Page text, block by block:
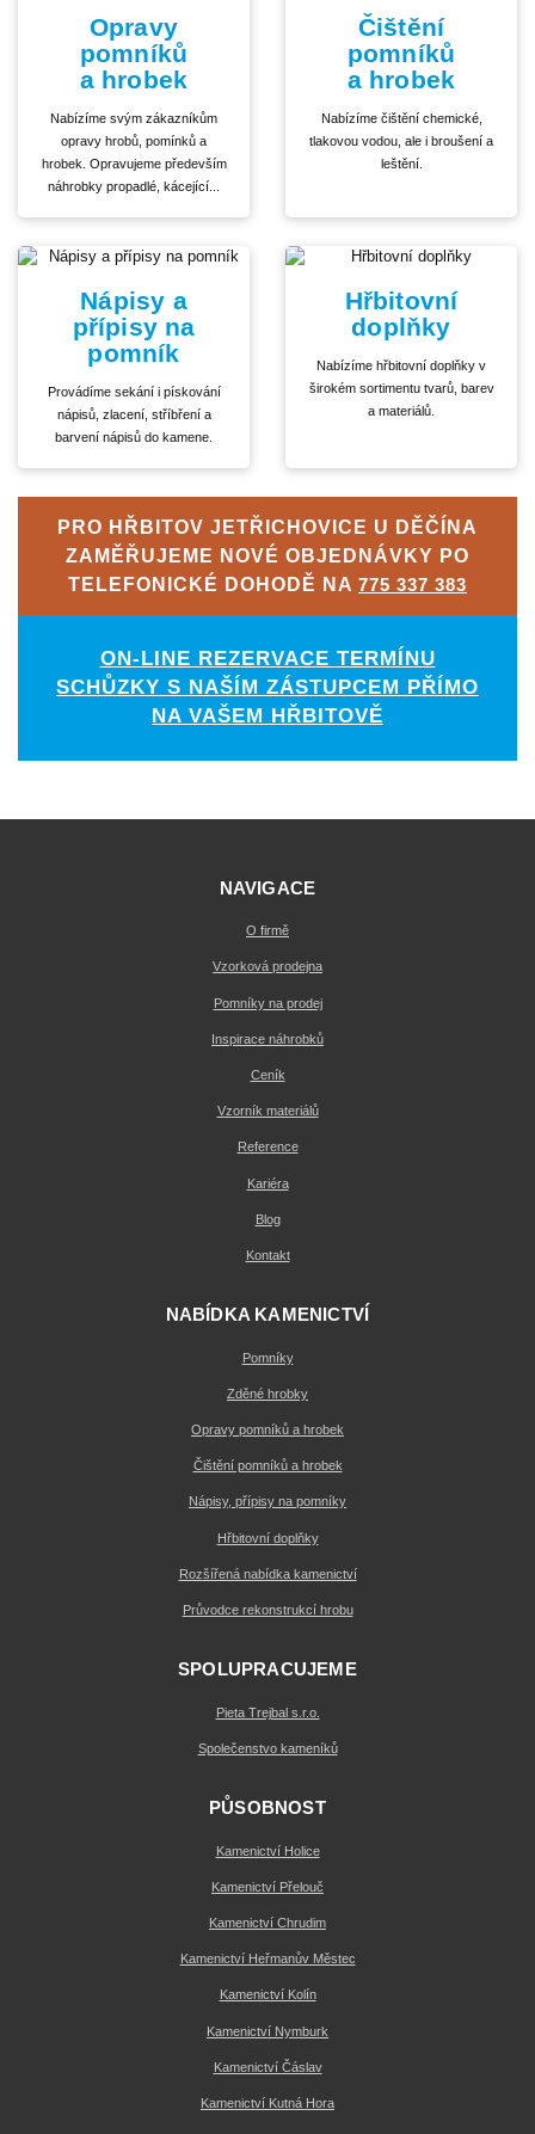
Opravy
pomníků
a hrobek
Nabízíme svým zákazníkům
opravy hrobů, pomínků a
hrobek. Opravujeme především
náhrobky propadlé, kácející...
Čištění
pomníků
a hrobek
Nabízíme čištění chemické,
tlakovou vodou, ale i broušení a
leštění.
Nápisy a
přípisy na
pomník
Provádíme sekání i pískování
nápisů, zlacení, stříbření a
barvení nápisů do kamene.
Hřbitovní
doplňky
Nabízíme hřbitovní doplňky v
širokém sortimentu tvarů, barev
a materiálů.
PRO HŘBITOV JETŘICHOVICE U DĚČÍNA
ZAMĚŘUJEME NOVÉ OBJEDNÁVKY PO
TELEFONICKÉ DOHODĚ NA 775 337 383
ON-LINE REZERVACE TERMÍNU
SCHŮZKY S NAŠÍM ZÁSTUPCEM PŘÍMO
NA VAŠEM HŘBITOVĚ
NAVIGACE
O firmě
Vzorková prodejna
Pomníky na prodej
Inspirace náhrobků
Ceník
Vzorník materiálů
Reference
Kariéra
Blog
Kontakt
NABÍDKA KAMENICTVÍ
Pomníky
Zděné hrobky
Opravy pomníků a hrobek
Čištění pomníků a hrobek
Nápisy, přípisy na pomníky
Hřbitovní doplňky
Rozšířená nabídka kamenictví
Průvodce rekonstrukcí hrobu
SPOLUPRACUJEME
Pieta Trejbal s.r.o.
Společenstvo kameníků
PŮSOBNOST
Kamenictví Holice
Kamenictví Přelouč
Kamenictví Chrudim
Kamenictví Heřmanův Městec
Kamenictví Kolín
Kamenictví Nymburk
Kamenictví Čáslav
Kamenictví Kutná Hora